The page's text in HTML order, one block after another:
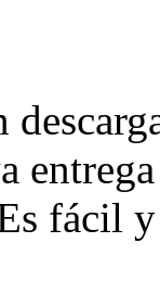
fácil